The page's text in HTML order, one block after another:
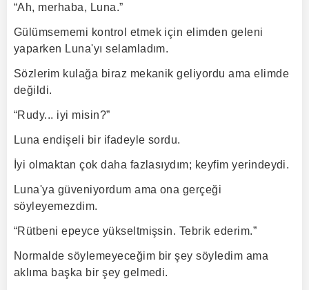
“Ah, merhaba, Luna.”
Gülümsememi kontrol etmek için elimden geleni
yaparken Luna'yı selamladım.
Sözlerim kulağa biraz mekanik geliyordu ama elimde
değildi.
“Rudy... iyi misin?”
Luna endişeli bir ifadeyle sordu.
İyi olmaktan çok daha fazlasıydım; keyfim yerindeydi.
Luna'ya güveniyordum ama ona gerçeği
söyleyemezdim.
“Rütbeni epeyce yükseltmişsin. Tebrik ederim.”
Normalde söylemeyeceğim bir şey söyledim ama
aklıma başka bir şey gelmedi.